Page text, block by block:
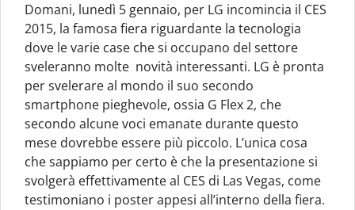
Domani, lunedì 5 gennaio, per LG incomincia il CES
2015, la famosa fiera riguardante la tecnologia
dove le varie case che si occupano del settore
sveleranno molte novità interessanti. LG è pronta
per svelerare al mondo il suo secondo
smartphone pieghevole, ossia G Flex 2, che
secondo alcune voci emanate durante questo
mese dovrebbe essere più piccolo. L’unica cosa
che sappiamo per certo è che la presentazione si
svolgerà effettivamente al CES di Las Vegas, come
testimoniano i poster appesi all’interno della fiera.